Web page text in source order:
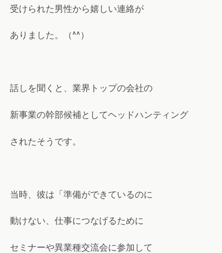
受けられた男性から嬉しい連絡が
ありました。（^^）
話しを聞くと、業界トップの会社の
新事業の幹部候補としてヘッドハンティング
されたそうです。
当時、彼は「準備ができているのに
動けない、仕事につなげるために
セミナーや異業種交流会に参加して